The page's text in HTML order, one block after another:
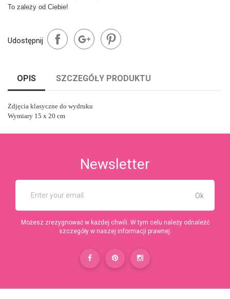
To zależy od Ciebie!
Udostępnij
OPIS SZCZEGÓŁY PRODUKTU
Zdjęcia klasyczne do wydruku
Wymiary 15 x 20 cm
Newsletter
Możesz zrezygnować w każdej chwili. W tym celu należy odnaleźć
szczegóły w naszej informacji prawnej.